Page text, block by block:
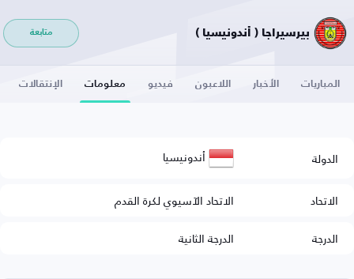
بيرسيراجا ( أندونيسيا ) متابعة
المباريات الأخبار اللاعبون فيديو معلومات الإنتقالات
الدولة أندونيسيا
الاتحاد
الاتحاد الآسيوي لكرة القدم
الدرجة
الدرجة الثانية